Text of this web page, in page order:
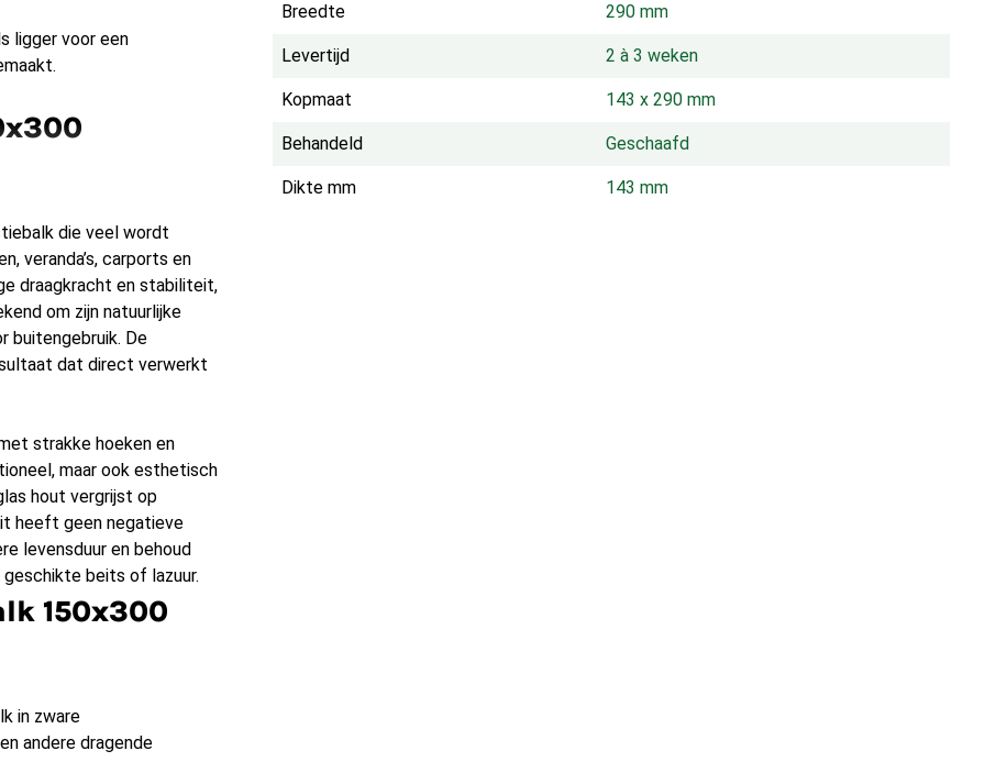
ligger voor een
die veel wordt
veranda’s, carports en
draagkracht en stabiliteit,
om zijn natuurlijke
buitengebruik. De
dat direct verwerkt
strakke hoeken en
maar ook esthetisch
hout vergrijst op
heeft geen negatieve
levensduur en behoud
geschikte beits of lazuur.
150x300
in zware
andere dragende
Breedte 290 mm
Levertijd 2 à 3 weken
Kopmaat 143 x 290 mm
Behandeld Geschaafd
Dikte mm 143 mm